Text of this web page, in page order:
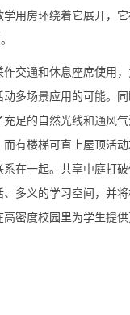
用房环绕着它展开，
交通和休息座席使用
多场景应用的可能。
足的自然光线和通风
有楼梯可直上屋顶活
在一起。共享中庭打
多义的学习空间，并
密度校园里为学生提